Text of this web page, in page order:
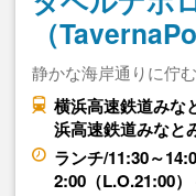
（
静かな海岸通りに佇
横浜高速鉄道みな
浜高速鉄道みなと
ランチ/11:30～
2:00（L.O.21:00